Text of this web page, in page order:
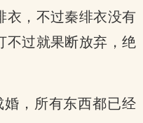
衣，不过秦绯衣没有
不过就果断放弃，绝
，所有东西都已经